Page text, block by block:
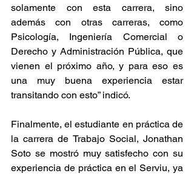
solamente con esta carrera, sino
además con otras carreras, como
Psicología, Ingeniería Comercial o
Derecho y Administración Pública, que
vienen el próximo año, y para eso es
una muy buena experiencia estar
transitando con esto” indicó.
Finalmente, el estudiante en práctica de
la carrera de Trabajo Social, Jonathan
Soto se mostró muy satisfecho con su
experiencia de práctica en el Serviu, ya